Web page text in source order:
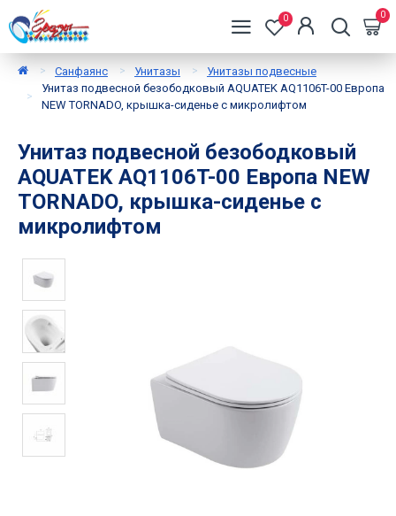
0 0
Санфаянс Унитазы
Унитазы подвесные
Унитаз подвесной безободковый AQUATEK AQ1106T-00 Европа
NEW TORNADO, крышка-сиденье с микролифтом
Унитаз подвесной безободковый
AQUATEK AQ1106T-00 Европа NEW
TORNADO, крышка-сиденье с
микролифтом